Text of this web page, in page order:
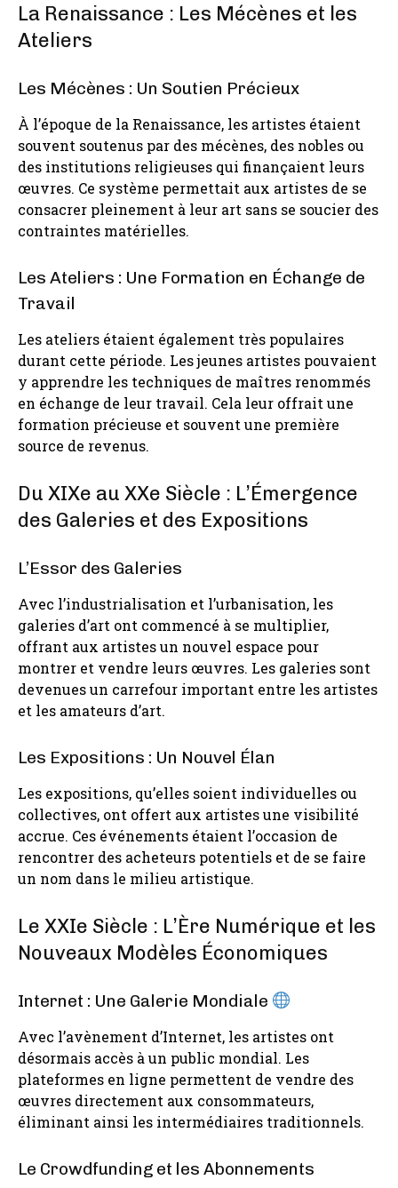
La Renaissance : Les Mécènes et les
Ateliers
Les Mécènes : Un Soutien Précieux
À l’époque de la Renaissance, les artistes étaient
souvent soutenus par des mécènes, des nobles ou
des institutions religieuses qui finançaient leurs
œuvres. Ce système permettait aux artistes de se
consacrer pleinement à leur art sans se soucier des
contraintes matérielles.
Les Ateliers : Une Formation en Échange de
Travail
Les ateliers étaient également très populaires
durant cette période. Les jeunes artistes pouvaient
y apprendre les techniques de maîtres renommés
en échange de leur travail. Cela leur offrait une
formation précieuse et souvent une première
source de revenus.
Du XIXe au XXe Siècle : L’Émergence
des Galeries et des Expositions
L’Essor des Galeries
Avec l’industrialisation et l’urbanisation, les
galeries d’art ont commencé à se multiplier,
offrant aux artistes un nouvel espace pour
montrer et vendre leurs œuvres. Les galeries sont
devenues un carrefour important entre les artistes
et les amateurs d’art.
Les Expositions : Un Nouvel Élan
Les expositions, qu’elles soient individuelles ou
collectives, ont offert aux artistes une visibilité
accrue. Ces événements étaient l’occasion de
rencontrer des acheteurs potentiels et de se faire
un nom dans le milieu artistique.
Le XXIe Siècle : L’Ère Numérique et les
Nouveaux Modèles Économiques
Internet : Une Galerie Mondiale
Avec l’avènement d’Internet, les artistes ont
désormais accès à un public mondial. Les
plateformes en ligne permettent de vendre des
œuvres directement aux consommateurs,
éliminant ainsi les intermédiaires traditionnels.
Le Crowdfunding et les Abonnements